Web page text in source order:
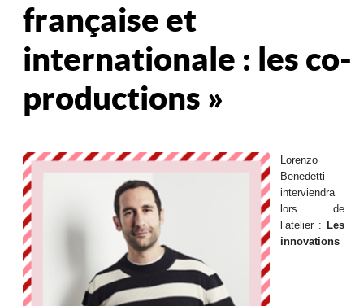
française et
internationale : les co-
productions »
Lorenzo
Benedetti
interviendra
lors de
l’atelier : Les
innovations